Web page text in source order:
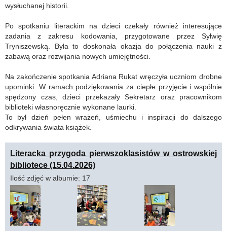
wysłuchanej historii.
Po spotkaniu literackim na dzieci czekały również interesujące
zadania z zakresu kodowania, przygotowane przez Sylwię
Tryniszewską. Była to doskonała okazja do połączenia nauki z
zabawą oraz rozwijania nowych umiejętności.
Na zakończenie spotkania Adriana Rukat wręczyła uczniom drobne
upominki. W ramach podziękowania za ciepłe przyjęcie i wspólnie
spędzony czas, dzieci przekazały Sekretarz oraz pracownikom
biblioteki własnoręcznie wykonane laurki.
To był dzień pełen wrażeń, uśmiechu i inspiracji do dalszego
odkrywania świata książek.
Literacka przygoda pierwszoklasistów w ostrowskiej
bibliotece (15.04.2026)
Ilość zdjęć w albumie: 17